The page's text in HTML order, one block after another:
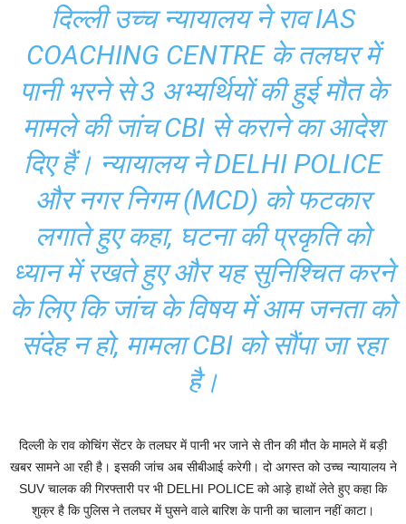
दिल्ली उच्च न्यायालय ने राव IAS
COACHING CENTRE के तलघर में
पानी भरने से 3 अभ्यर्थियों की हुई मौत के
मामले की जांच CBI से कराने का आदेश
दिए हैं। न्यायालय ने DELHI POLICE
और नगर निगम (MCD) को फटकार
लगाते हुए कहा, घटना की प्रकृति को
ध्यान में रखते हुए और यह सुनिश्चित करने
के लिए कि जांच के विषय में आम जनता को
संदेह न हो, मामला CBI को सौंपा जा रहा
है।
दिल्ली के राव कोचिंग सेंटर के तलघर में पानी भर जाने से तीन की मौत के मामले में बड़ी
खबर सामने आ रही है। इसकी जांच अब सीबीआई करेगी। दो अगस्त को उच्च न्यायालय ने
SUV चालक की गिरफ्तारी पर भी DELHI POLICE को आड़े हाथों लेते हुए कहा कि
शुक्र है कि पुलिस ने तलघर में घुसने वाले बारिश के पानी का चालान नहीं काटा।